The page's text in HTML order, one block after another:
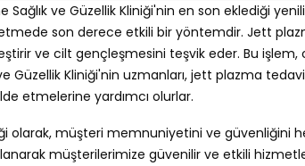
Sağlık ve Güzellik Kliniği'nin en son eklediği
son derece etkili bir yöntemdir. Jett
ve cilt gençleşmesini teşvik eder. Bu işlem,
Güzellik Kliniği'nin uzmanları, jett plazma
etmelerine yardımcı olurlar.
olarak, müşteri memnuniyetini ve
müşterilerimize güvenilir ve etkili